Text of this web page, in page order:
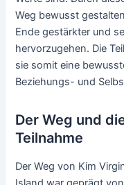
Weg bewusst
Ende gestärkter und
hervorzugehen. Die
sie somit eine
Beziehungs- und
Der Weg und
Teilnahme
Der Weg von Kim